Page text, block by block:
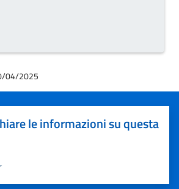
04/2025
le informazioni su questa
5 stelle su 5
stelle su 5
su 5
5